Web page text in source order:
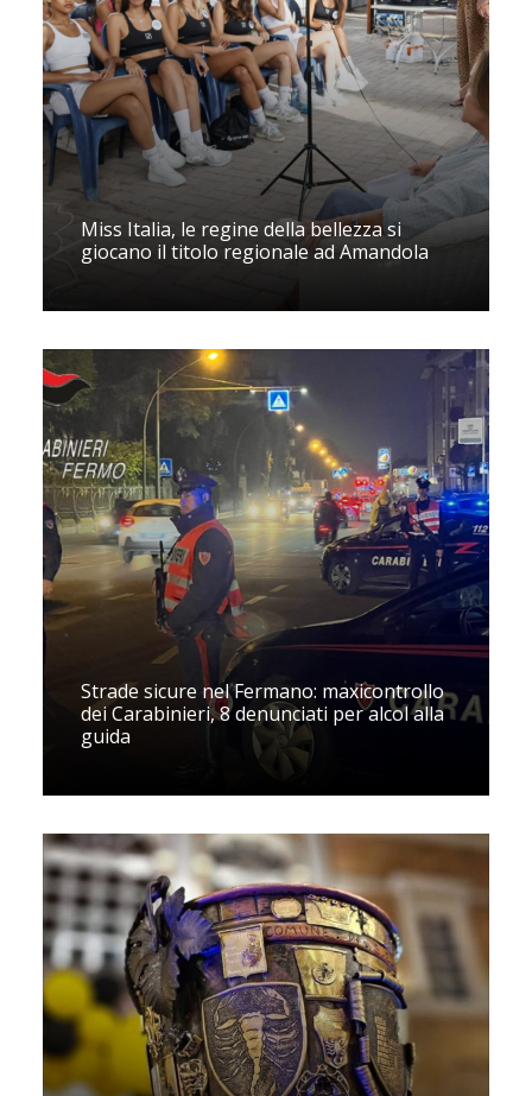
Miss Italia, le regine della bellezza si
giocano il titolo regionale ad Amandola
Strade sicure nel Fermano: maxicontrollo
dei Carabinieri, 8 denunciati per alcol alla
guida